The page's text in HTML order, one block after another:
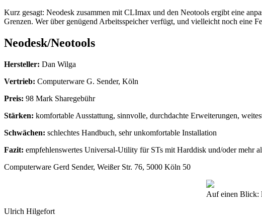
Kurz gesagt: Neodesk zusammen mit CLImax und den Neotools ergibt eine
Grenzen. Wer über genügend Arbeitsspeicher verfügt, und vielleicht noch eine
Neodesk/Neotools
Hersteller: Dan Wilga
Vertrieb: Computerware G. Sender, Köln
Preis: 98 Mark Sharegebühr
Stärken: komfortable Ausstattung, sinnvolle, durchdachte Erweiterungen,
Schwächen: schlechtes Handbuch, sehr unkomfortable Installation
Fazit: empfehlenswertes Universal-Utility für STs mit Harddisk und/oder mehr
Computerware Gerd Sender, Weißer Str. 76, 5000 Köln 50
Auf einen Blick:
Ulrich Hilgefort